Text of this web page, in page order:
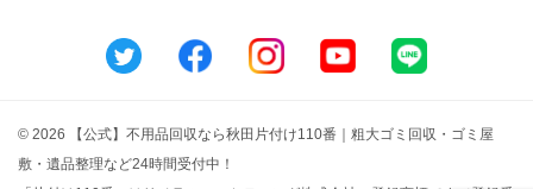
© 2026 【公式】不用品回収なら秋田片付け110番｜粗大ゴミ回収・ゴミ屋
敷・遺品整理など24時間受付中！